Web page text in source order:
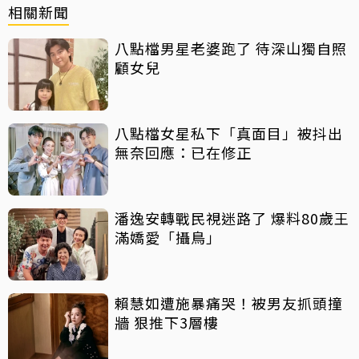
相關新聞
八點檔男星老婆跑了 待深山獨自照
顧女兒
八點檔女星私下「真面目」被抖出
無奈回應：已在修正
潘逸安轉戰民視迷路了 爆料80歲王
滿嬌愛「攝鳥」
賴慧如遭施暴痛哭！被男友抓頭撞
牆 狠推下3層樓